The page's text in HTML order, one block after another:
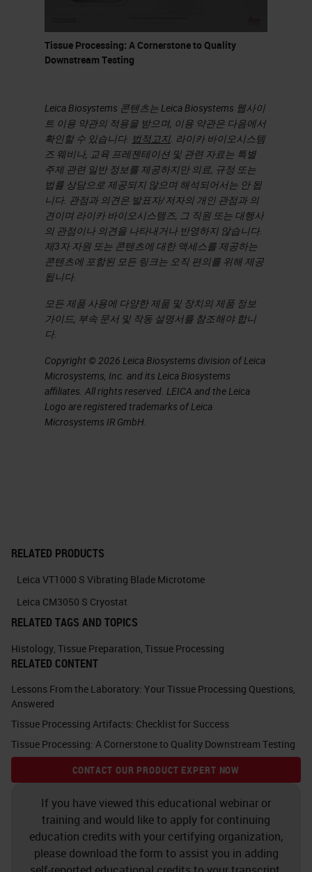
uncommon is crush artifact. The
lung section on the left is
section on the right has mild
compression at the bottom center.
The staining although not ideal, is
ok, but you cannot see the alveolar
sacs like you can on the left. They
could be cause by blunt forceps.
One way to optimize this is to use
care when handling all tissues.
Slide 6
Another example of crush artifact
but more serious is on the right
compared the lung section again
that is ideal.
Slide 7
so severe that it appears to exhibit
nuclear streaming.
Slide 8
An artifact that is commonly seen
is cauterization. You can see a
normal section of breast on the left
that show connective tissue
stainingevenly, while on the right,
the section near the top center is
darker. If you were able to go down
on higher power the nuclear detail
would either be absent or unclear.
To optimize for this: …cauterization
oftentimes cannot be controlled in
Tissue Processing: A Cornerstone to Quality
Downstream Testing
Leica Biosystems 콘텐츠는 Leica Biosystems 웹사이
트 이용 약관의 적용을 받으며, 이용 약관은 다음에서
확인할 수 있습니다. 법적고지. 라이카 바이오시스템
즈 웨비나, 교육 프레젠테이션 및 관련 자료는 특별
주제 관련 일반 정보를 제공하지만 의료, 규정 또는
법률 상담으로 제공되지 않으며 해석되어서는 안 됩
니다. 관점과 의견은 발표자/저자의 개인 관점과 의
견이며 라이카 바이오시스템즈, 그 직원 또는 대행사
의 관점이나 의견을 나타내거나 반영하지 않습니다.
제3자 자원 또는 콘텐츠에 대한 액세스를 제공하는
콘텐츠에 포함된 모든 링크는 오직 편의를 위해 제공
됩니다.
모든 제품 사용에 다양한 제품 및 장치의 제품 정보
가이드, 부속 문서 및 작동 설명서를 참조해야 합니
다.
Copyright © 2026 Leica Biosystems division of Leica
Microsystems, Inc. and its Leica Biosystems
affiliates. All rights reserved. LEICA and the Leica
Logo are registered trademarks of Leica
Microsystems IR GmbH.
RELATED PRODUCTS
Leica VT1000 S Vibrating Blade Microtome
Leica CM3050 S Cryostat
RELATED TAGS AND TOPICS
Histology, Tissue Preparation, Tissue Processing
RELATED CONTENT
Lessons From the Laboratory: Your Tissue Processing Questions,
Answered
Tissue Processing Artifacts: Checklist for Success
Tissue Processing: A Cornerstone to Quality Downstream Testing
CONTACT OUR PRODUCT EXPERT NOW
If you have viewed this educational webinar or
training and would like to apply for continuing
education credits with your certifying organization,
please download the form to assist you in adding